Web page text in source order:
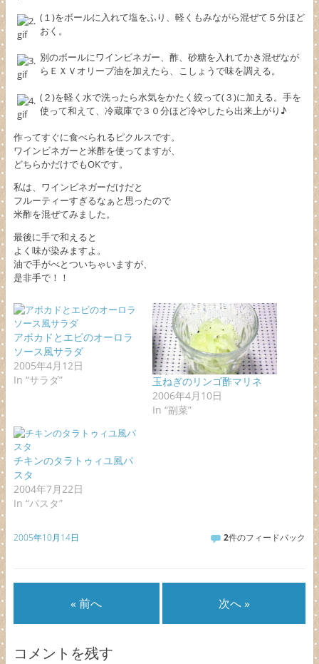
(１)をボールに入れて塩をふり、軽くもみながら混ぜて５分ほど
おく。
別のボールにワインビネガー、酢、砂糖を入れてかき混ぜなが
らＥＸＶオリーブ油を加えたら、こしょうで味を調える。
(２)を軽く水で洗ったら水気をかたく絞って(３)に加える。手を
使って和えて、冷蔵庫で３０分ほど冷やしたら出来上がり♪
作ってすぐに食べられるピクルスです。
ワインビネガーと米酢を使ってますが、
どちらかだけでもOKです。
私は、ワインビネガーだけだと
フルーティーすぎるなぁと思ったので
米酢を混ぜてみました。
最後に手で和えると
よく味が染みますよ。
油で手がべとついちゃいますが、
是非手で！！
アボカドとエビのオーロラ
ソース風サラダ
2005年4月12日
In “サラダ”
玉ねぎのリンゴ酢マリネ
2006年4月10日
In “副菜”
チキンのタラトゥィユ風パ
スタ
2004年7月22日
In “パスタ”
2005年10月14日 2件のフィードバック
« 前へ 次へ »
コメントを残す